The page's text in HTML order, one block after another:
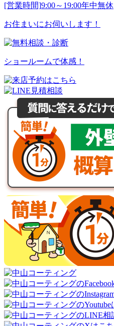
[営業時間]9:00～19:00年中無休
お住まいにお伺いします！
ショールームで体感！